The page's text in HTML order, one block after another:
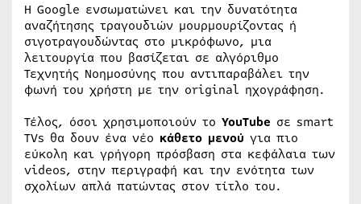
Η Google ενσωματώνει και την δυνατότητα
αναζήτησης τραγουδιών μουρμουρίζοντας ή
σιγοτραγουδώντας στο μικρόφωνο, μια
λειτουργία που βασίζεται σε αλγόριθμο
Τεχνητής Νοημοσύνης που αντιπαραβάλει την
φωνή του χρήστη με την original ηχογράφηση.
Τέλος, όσοι χρησιμοποιούν το YouTube σε smart
TVs θα δουν ένα νέο κάθετο μενού για πιο
εύκολη και γρήγορη πρόσβαση στα κεφάλαια των
videos, στην περιγραφή και την ενότητα των
σχολίων απλά πατώντας στον τίτλο του.